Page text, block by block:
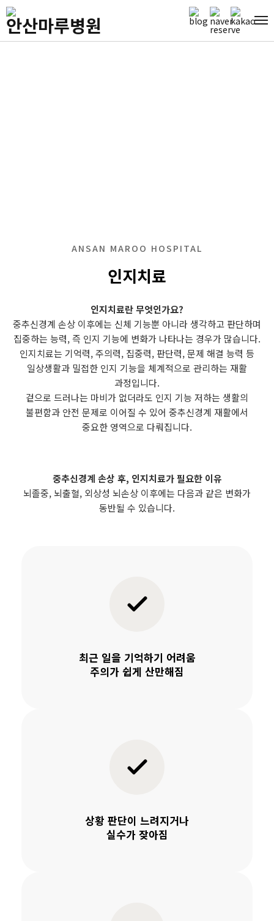
ANSAN MAROO HOSPITAL
인지치료
인지치료란 무엇인가요?
중추신경계 손상 이후에는 신체 기능뿐 아니라 생각하고 판단하며
집중하는 능력, 즉 인지 기능에 변화가 나타나는 경우가 많습니다.
인지치료는 기억력, 주의력, 집중력, 판단력, 문제 해결 능력 등
일상생활과 밀접한 인지 기능을 체계적으로 관리하는 재활
과정입니다.
겉으로 드러나는 마비가 없더라도 인지 기능 저하는 생활의
불편함과 안전 문제로 이어질 수 있어 중추신경계 재활에서
중요한 영역으로 다뤄집니다.
중추신경계 손상 후, 인지치료가 필요한 이유
뇌졸중, 뇌출혈, 외상성 뇌손상 이후에는 다음과 같은 변화가
동반될 수 있습니다.
최근 일을 기억하기 어려움
주의가 쉽게 산만해짐
상황 판단이 느려지거나
실수가 잦아짐